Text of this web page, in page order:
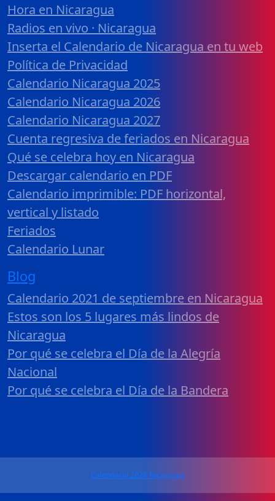
Hora en Nicaragua
Radios en vivo · Nicaragua
Inserta el Calendario de Nicaragua en tu web
Política de Privacidad
Calendario Nicaragua 2025
Calendario Nicaragua 2026
Calendario Nicaragua 2027
Cuenta regresiva de feriados en Nicaragua
Qué se celebra hoy en Nicaragua
Descargar calendario en PDF
Calendario imprimible: PDF horizontal,
vertical y listado
Feriados
Calendario Lunar
Blog
Calendario 2021 de septiembre en Nicaragua
Estos son los 5 lugares más lindos de
Nicaragua
Por qué se celebra el Día de la Alegría
Nacional
Por qué se celebra el Día de la Bandera
Calendario 2026 Nicaragua